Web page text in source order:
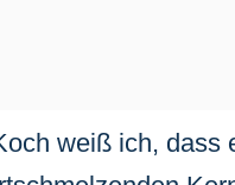
weiß ich, dass